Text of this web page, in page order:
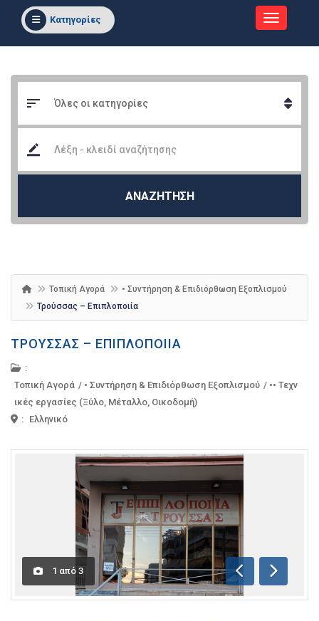
Κατηγορίες
ΑΝΑΖΗΤΗΣΗ
Τοπική Αγορά
• Συντήρηση & Επιδιόρθωση Εξοπλισμού
Τρούσσας – Επιπλοποιία
ΤΡΟΎΣΣΑΣ – ΕΠΙΠΛΟΠΟΙΊΑ
:
Τοπική Αγορά / • Συντήρηση & Επιδιόρθωση Εξοπλισμού / •• Τεχν
ικές εργασίες (Ξύλο, Μέταλλο, Οικοδομή)
: Ελληνικό
1 από 3
Προηγούμενη
Επόμενη